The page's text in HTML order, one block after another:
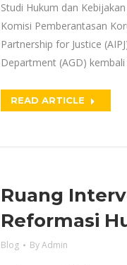
Studi Hukum dan
Komisi Pemberantasan
Partnership for Justice
Department (AGD)
READ ARTICLE
Ruang
Reformasi
Blog ByAdmin